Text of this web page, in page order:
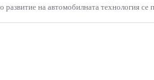
развитие на автомобилната технология се